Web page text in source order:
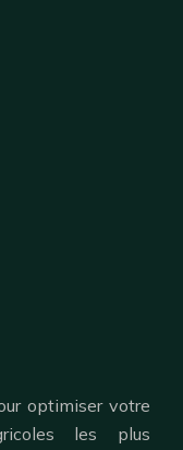
optimiser votre
les plus